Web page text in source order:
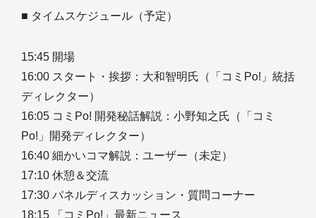
■ タイムスケジュール（予定）
15:45 開場
16:00 スタート・挨拶：大和智明氏（「コミPo!」統括
ディレクター）
16:05 コミPo! 開発秘話解説：小野知之氏（「コミ
Po!」開発ディレクター）
16:40 細かいコマ解説：ユーザー（未定）
17:10 休憩＆交流
17:30 パネルディスカッション・質問コーナー
18:15 「コミPo!」最新ニュース